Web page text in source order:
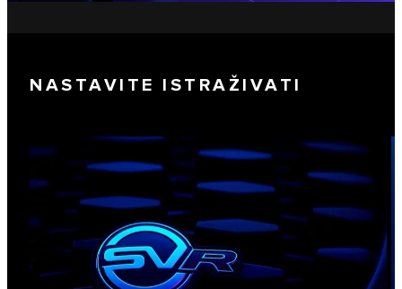
NASTAVITE ISTRAŽIVATI